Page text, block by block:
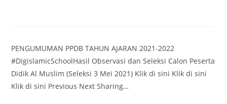
PENGUMUMAN PPDB TAHUN AJARAN 2021-2022
#DigislamicSchoolHasil Observasi dan Seleksi Calon Peserta
Didik Al Muslim (Seleksi 3 Mei 2021) Klik di sini Klik di sini
Klik di sini Previous Next Sharing…